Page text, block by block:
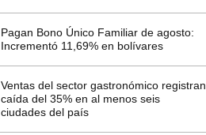
Pagan Bono Único Familiar de agosto:
Incrementó 11,69% en bolívares
Ventas del sector gastronómico registran
caída del 35% en al menos seis
ciudades del país